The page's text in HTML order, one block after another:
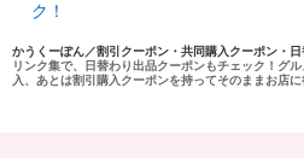
ク！
かうくーぽん／割引クーポン・共同購入クーポン・
リンク集で、日替わり出品クーポンもチェック！グ
入、あとは割引購入クーポンを持ってそのままお店に